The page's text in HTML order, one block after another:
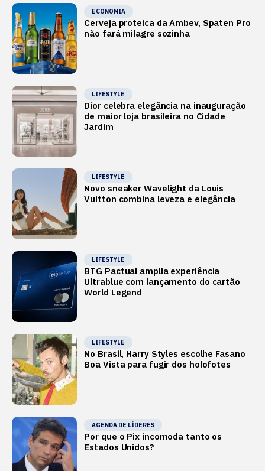
ECONOMIA
Cerveja proteica da Ambev, Spaten Pro
não fará milagre sozinha
LIFESTYLE
Dior celebra elegância na inauguração
de maior loja brasileira no Cidade
Jardim
LIFESTYLE
Novo sneaker Wavelight da Louis
Vuitton combina leveza e elegância
LIFESTYLE
BTG Pactual amplia experiência
Ultrablue com lançamento do cartão
World Legend
LIFESTYLE
No Brasil, Harry Styles escolhe Fasano
Boa Vista para fugir dos holofotes
AGENDA DE LÍDERES
Por que o Pix incomoda tanto os
Estados Unidos?